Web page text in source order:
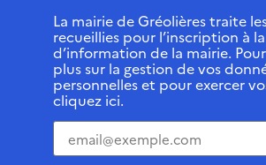
La mairie de Gréolières traite
recueillies pour l’inscription à
d’information de la mairie.
plus sur la gestion de vos
personnelles et pour exercer
cliquez ici.